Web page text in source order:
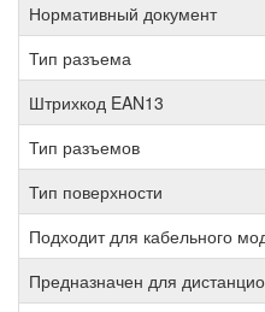
Нормативный документ
Тип разъема
Штрихкод EAN13
Тип разъемов
Тип поверхности
Подходит для кабельного
Предназначен для